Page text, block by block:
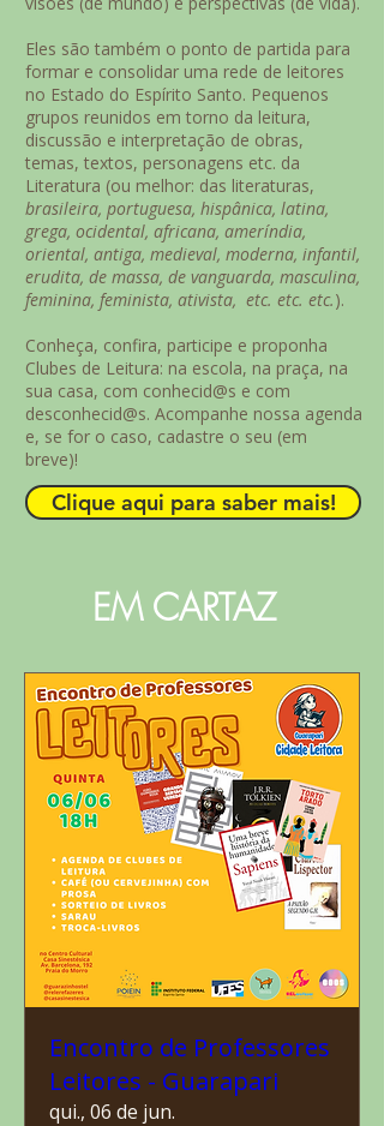
Eles são também o ponto de partida para
formar e consolidar uma rede de leitores
no Estado do Espírito Santo. Pequenos
grupos reunidos em torno da leitura,
discussão e interpretação de obras,
temas, textos, personagens etc. da
Literatura (ou melhor: das literaturas,
brasileira, portuguesa, hispânica, latina,
grega, ocidental, africana, ameríndia,
oriental, antiga, medieval, moderna, infantil,
erudita, de massa, de vanguarda, masculina,
feminina, feminista, ativista, etc. etc. etc.).
Conheça, confira, participe e proponha
Clubes de Leitura: na escola, na praça, na
sua casa, com conhecid@s e com
desconhecid@s. Acompanhe nossa agenda
e, se for o caso, cadastre o seu (em
breve)!
Clique aqui para saber mais!
EM CARTAZ
Encontro de Professores
Leitores - Guarapari
qui., 06 de jun.